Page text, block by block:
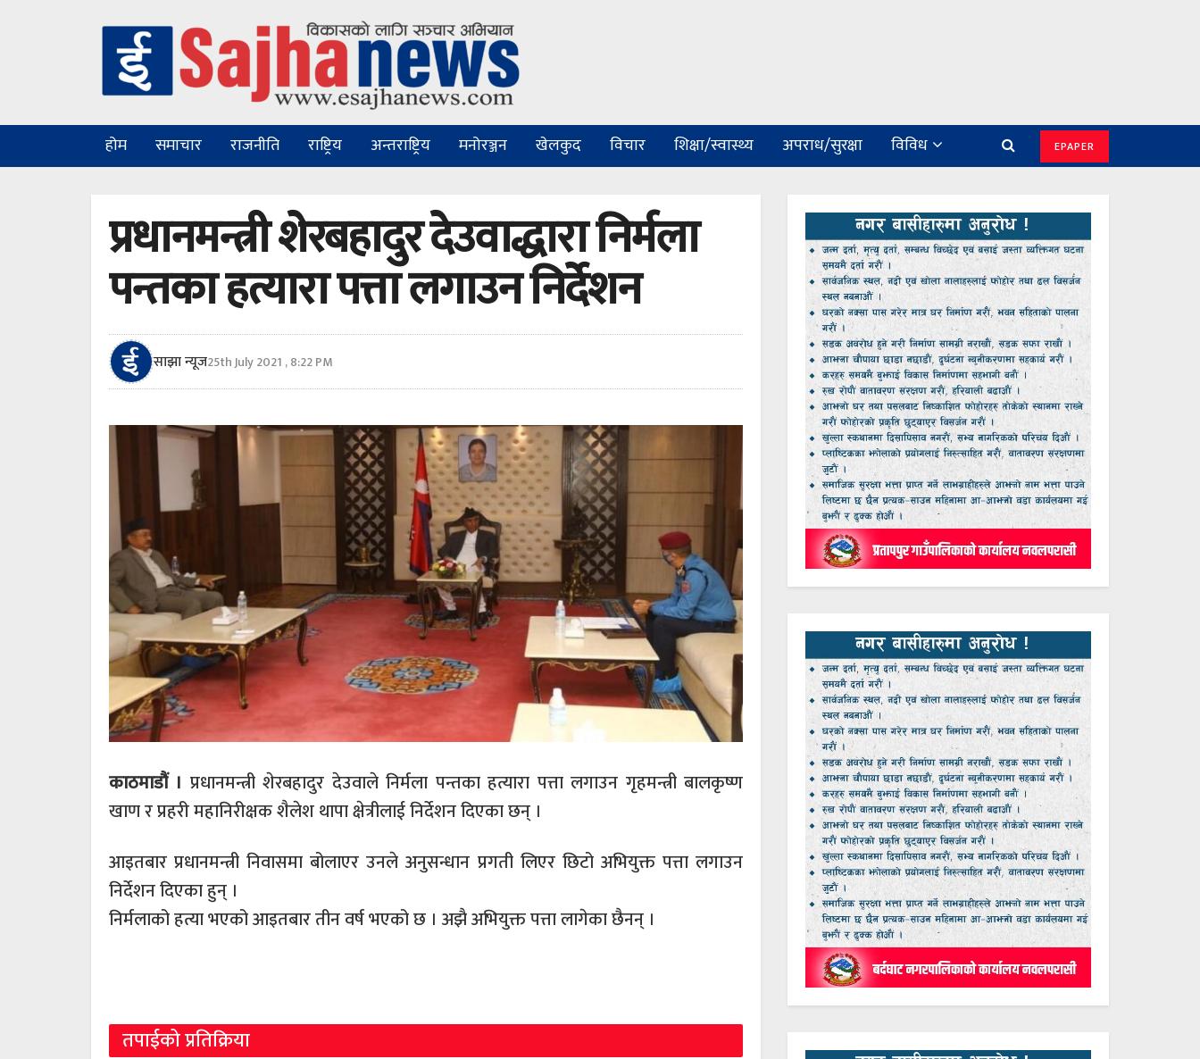
होम समाचार राजनीति राष्ट्रिय अन्तराष्ट्रिय मनोरञ्जन खेलकुद विचार शिक्षा/स्वास्थ्य अपराध/सुरक्षा विविध EPAPER
प्रधानमन्त्री शेरबहादुर देउवाद्धारा निर्मला
पन्तका हत्यारा पत्ता लगाउन निर्देशन
साझा न्यूज25th July 2021 , 8:22 PM
काठमाडौं । प्रधानमन्त्री शेरबहादुर देउवाले निर्मला पन्तका हत्यारा पत्ता लगाउन गृहमन्त्री बालकृष्ण
खाण र प्रहरी महानिरीक्षक शैलेश थापा क्षेत्रीलाई निर्देशन दिएका छन् ।
आइतबार प्रधानमन्त्री निवासमा बोलाएर उनले अनुसन्धान प्रगती लिएर छिटो अभियुक्त पत्ता लगाउन
निर्देशन दिएका हुन् ।
निर्मलाको हत्या भएको आइतबार तीन वर्ष भएको छ । अझै अभियुक्त पत्ता लागेका छैनन् ।
तपाईको प्रतिक्रिया